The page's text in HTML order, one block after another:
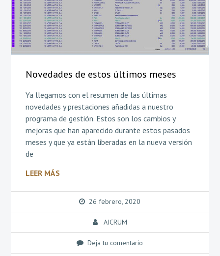
Novedades de estos últimos meses
Ya llegamos con el resumen de las últimas
novedades y prestaciones añadidas a nuestro
programa de gestión. Estos son los cambios y
mejoras que han aparecido durante estos pasados
meses y que ya están liberadas en la nueva versión
de
LEER MÁS
26 febrero, 2020
AICRUM
Deja tu comentario